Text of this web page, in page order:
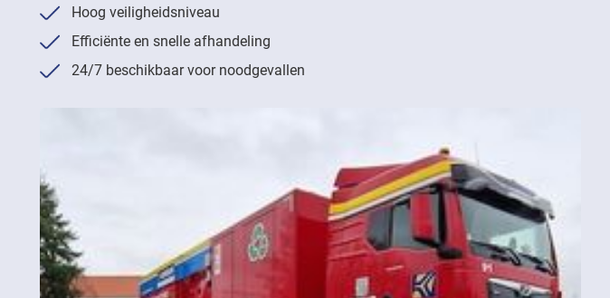
Hoog veiligheidsniveau
Efficiënte en snelle afhandeling
24/7 beschikbaar voor noodgevallen